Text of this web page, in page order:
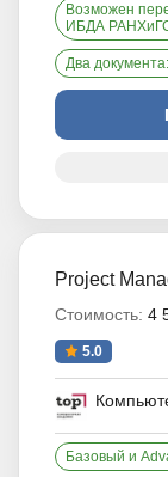
Возможен
ИБДА
Два
Project
Стоимость: 4
5.0
Базовый и